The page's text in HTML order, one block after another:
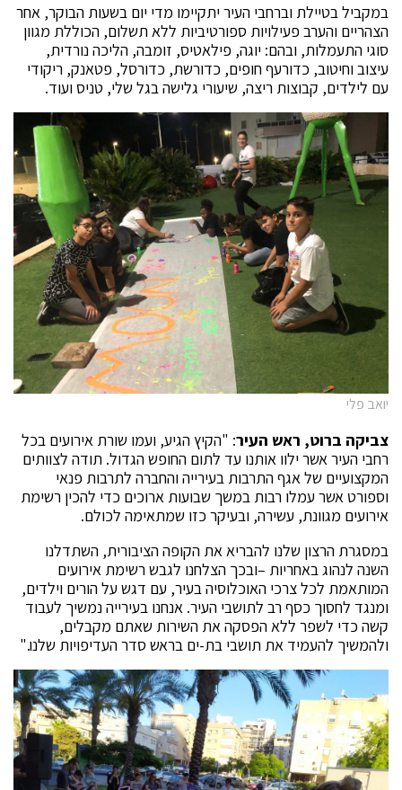
במקביל בטיילת וברחבי העיר יתקיימו מדי יום בשעות הבוקר, אחר
הצהריים והערב פעילויות ספורטיביות ללא תשלום, הכוללת מגוון
סוגי התעמלות, ובהם: יוגה, פילאטיס, זומבה, הליכה נורדית,
עיצוב וחיטוב, כדורעף חופים, כדורשת, כדורסל, פטאנק, ריקודי
עם לילדים, קבוצות ריצה, שיעורי גלישה בגל שלי, טניס ועוד.
יואב פלי
צביקה ברוט, ראש העיר: "הקיץ הגיע, ועמו שורת אירועים בכל
רחבי העיר אשר ילוו אותנו עד לתום החופש הגדול. תודה לצוותים
המקצועיים של אגף התרבות בעירייה והחברה לתרבות פנאי
וספורט אשר עמלו רבות במשך שבועות ארוכים כדי להכין רשימת
אירועים מגוונת, עשירה, ובעיקר כזו שמתאימה לכולם.
במסגרת הרצון שלנו להבריא את הקופה הציבורית, השתדלנו
השנה לנהוג באחריות –ובכך הצלחנו לגבש רשימת אירועים
המותאמת לכל צרכי האוכלוסיה בעיר, עם דגש על הורים וילדים,
ומנגד לחסוך כסף רב לתושבי העיר. אנחנו בעירייה נמשיך לעבוד
קשה כדי לשפר ללא הפסקה את השירות שאתם מקבלים,
ולהמשיך להעמיד את תושבי בת-ים בראש סדר העדיפויות שלנו."